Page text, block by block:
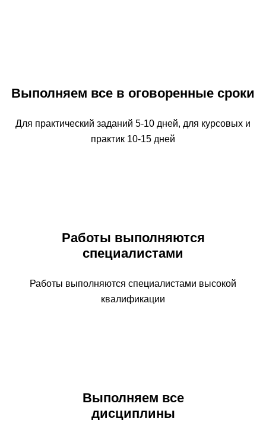
Выполняем все в оговоренные сроки
Для практический заданий 5-10 дней, для курсовых и
практик 10-15 дней
Работы выполняются
специалистами
Работы выполняются специалистами высокой
квалификации
Выполняем все
дисциплины